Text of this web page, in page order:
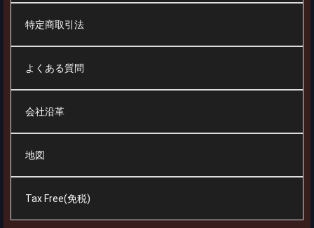
特定商取引法
よくある質問
会社沿革
地図
Tax Free(免税)